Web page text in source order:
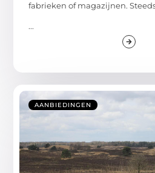
fabrieken of magazijnen.
...
AANBIEDINGEN